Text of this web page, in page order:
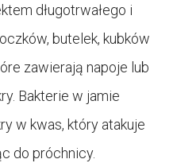
długotrwałego i
butelek, kubków
zawierają napoje lub
Bakterie w jamie
w kwas, który atakuje
do próchnicy.